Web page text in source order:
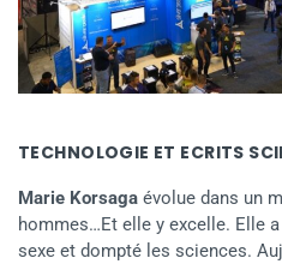
TECHNOLOGIE ET ECRITS
Marie Korsaga évolue dans un
hommes…Et elle y excelle. Elle
sexe et dompté les sciences.